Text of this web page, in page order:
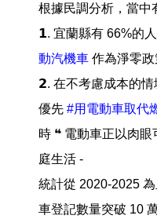
根據民調分析，當中
𝟭. 宜蘭縣有 66%的
動汽機車作為淨零政
𝟮. 在不考慮成本的
優先 #用電動車取代
時 ❝ 電動車正以肉
庭生活 -
統計從 2020-2025
車登記數量突破 10